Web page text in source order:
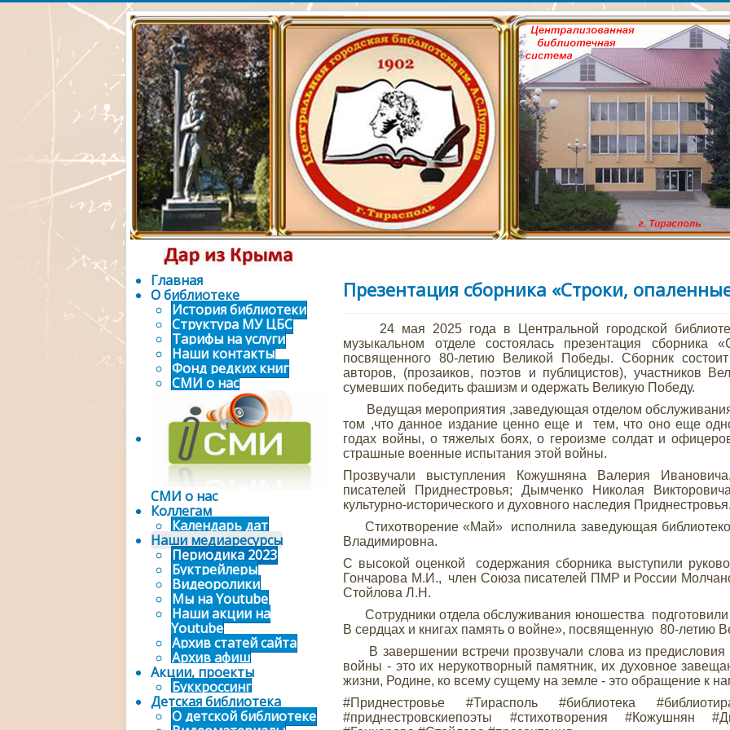
Официальный сайт Тираспольской
городской библиотеки им. А.С.
Главная
О библиотеке
История библиотеки
Структура МУ ЦБС
Тарифы на услуги
Наши контакты
Фонд редких книг
СМИ о нас
СМИ о нас
Коллегам
Календарь дат
Наши медиаресурсы
Периодика 2023
Буктрейлеры
Видеоролики
Мы на Youtube
Наши акции на
Youtube
Архив статей сайта
Архив афиш
Акции, проекты
Буккроссинг
Детская библиотека
О детской библиотеке
Презентация сборника «Строки,
24 мая 2025 года в Центральной городской
музыкальном отделе состоялась презентация сборника
посвященного 80-летию Великой Победы. Сборник
авторов, (прозаиков, поэтов и публицистов), участников
сумевших победить фашизм и одержать Великую Победу.
Ведущая мероприятия ,заведующая отделом
том ,что данное издание ценно еще и тем, что оно еще
годах войны, о тяжелых боях, о героизме солдат и
страшные военные испытания этой войны.
Прозвучали выступления Кожушняна Валерия
писателей Приднестровья; Дымченко Николая
культурно-исторического и духовного наследия
Стихотворение «Май» исполнила заведующая
Владимировна.
С высокой оценкой содержания сборника выступили
Гончарова М.И., член Союза писателей ПМР и России
Стойлова Л.Н.
Сотрудники отдела обслуживания юношества
В сердцах и книгах память о войне», посвященную 80-летию
В завершении встречи прозвучали слова из предисловия
войны - это их нерукотворный памятник, их духовное
жизни, Родине, ко всему сущему на земле - это обращение к
#Приднестровье #Тирасполь #библиотека
#приднестровскиепоэты #стихотворения #Кожушнян